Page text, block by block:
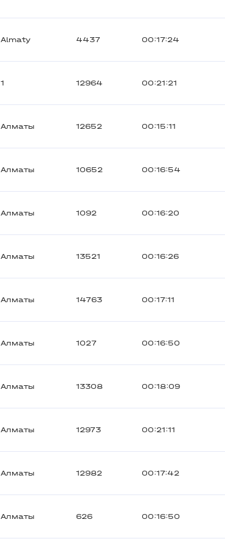
Almaty 4437 00:17:24
1 12964 00:21:21
Алматы 12652 00:15:11
Алматы 10652 00:16:54
Алматы 1092 00:16:20
Алматы 13521 00:16:26
Алматы 14763 00:17:11
Алматы 1027 00:16:50
Алматы 13308 00:18:09
Алматы 12973 00:21:11
Алматы 12982 00:17:42
Алматы 626 00:16:50